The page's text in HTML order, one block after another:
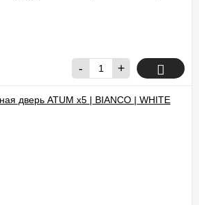
- +
дверь ATUM x5 | BIANCO | WHITE